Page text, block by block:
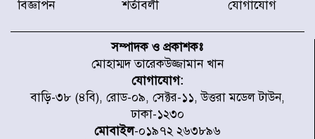
উদ্যোগে উত্তরা ১৩ নং সেক্টর-এ
পরিষ্কার-পরিচ্ছন্নতা অভিযান
ডিএমপির অভিযানে ২৪ ঘণ্টায় গ্রেপ্তার
৫০৪, উদ্ধার মাদক-অস্ত্র
বিজ্ঞাপন শর্তাবলী যোগাযোগ
সম্পাদক ও প্রকাশকঃ
মোহাম্মদ তারেকউজ্জামান খান
যোগাযোগ:
বাড়ি-৩৮ (৪বি), রোড-০৯, সেক্টর-১১, উত্তরা মডেল টাউন,
ঢাকা-১২৩০
মোবাইল-০১৯৭২ ২৬৩৮৯৬